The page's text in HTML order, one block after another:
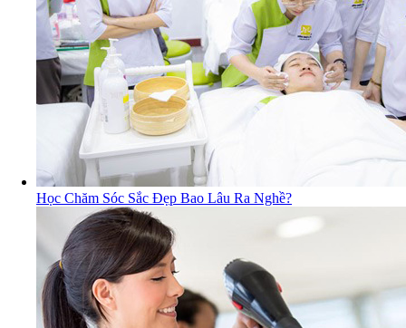
Học Chăm Sóc Sắc Đẹp Bao Lâu Ra Nghề?